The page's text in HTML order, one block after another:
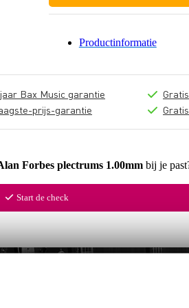
Productinformatie
Bax Music garantie
prijs-garantie
Forbes plectrums 1.00mm bij je
Start de check